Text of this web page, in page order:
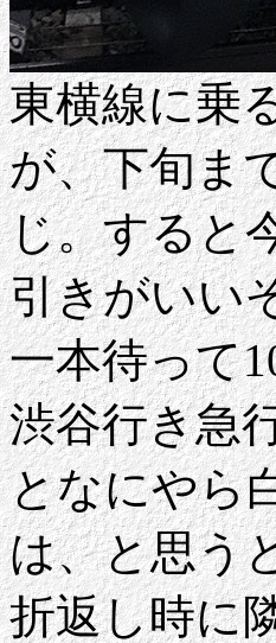
東横線に乗
が、下旬ま
じ。すると
引きがいい
一本待って
渋谷行き急
となにやら
は、と思う
折返し時に